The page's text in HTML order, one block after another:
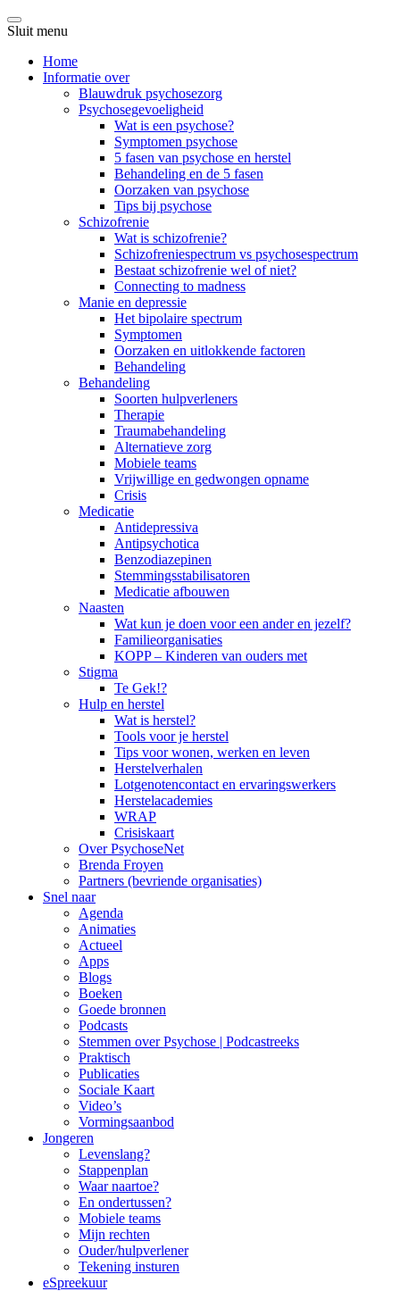
Sluit menu
Home
Informatie over
Blauwdruk psychosezorg
Psychosegevoeligheid
Wat is een psychose?
Symptomen psychose
5 fasen van psychose en herstel
Behandeling en de 5 fasen
Oorzaken van psychose
Tips bij psychose
Schizofrenie
Wat is schizofrenie?
Schizofreniespectrum vs psychosespectrum
Bestaat schizofrenie wel of niet?
Connecting to madness
Manie en depressie
Het bipolaire spectrum
Symptomen
Oorzaken en uitlokkende factoren
Behandeling
Behandeling
Soorten hulpverleners
Therapie
Traumabehandeling
Alternatieve zorg
Mobiele teams
Vrijwillige en gedwongen opname
Crisis
Medicatie
Antidepressiva
Antipsychotica
Benzodiazepinen
Stemmingsstabilisatoren
Medicatie afbouwen
Naasten
Wat kun je doen voor een ander en jezelf?
Familieorganisaties
KOPP – Kinderen van ouders met
Stigma
Te Gek!?
Hulp en herstel
Wat is herstel?
Tools voor je herstel
Tips voor wonen, werken en leven
Herstelverhalen
Lotgenotencontact en ervaringswerkers
Herstelacademies
WRAP
Crisiskaart
Over PsychoseNet
Brenda Froyen
Partners (bevriende organisaties)
Snel naar
Agenda
Animaties
Actueel
Apps
Blogs
Boeken
Goede bronnen
Podcasts
Stemmen over Psychose | Podcastreeks
Praktisch
Publicaties
Sociale Kaart
Video’s
Vormingsaanbod
Jongeren
Levenslang?
Stappenplan
Waar naartoe?
En ondertussen?
Mobiele teams
Mijn rechten
Ouder/hulpverlener
Tekening insturen
eSpreekuur